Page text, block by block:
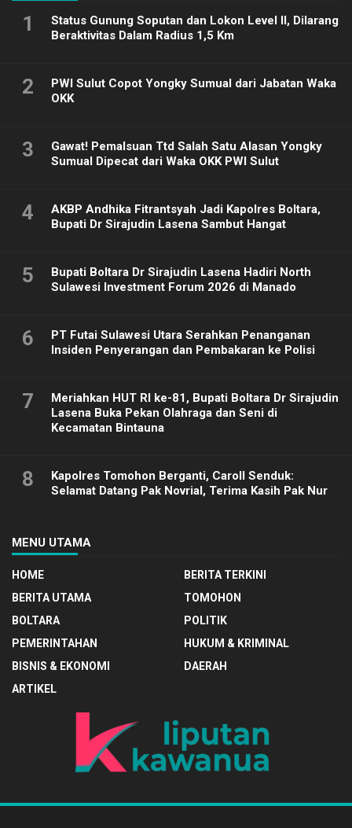
1
Status Gunung Soputan dan Lokon Level II, Dilarang
Beraktivitas Dalam Radius 1,5 Km
2
PWI Sulut Copot Yongky Sumual dari Jabatan Waka
OKK
3
Gawat! Pemalsuan Ttd Salah Satu Alasan Yongky
Sumual Dipecat dari Waka OKK PWI Sulut
4
AKBP Andhika Fitrantsyah Jadi Kapolres Boltara,
Bupati Dr Sirajudin Lasena Sambut Hangat
5
Bupati Boltara Dr Sirajudin Lasena Hadiri North
Sulawesi Investment Forum 2026 di Manado
6
PT Futai Sulawesi Utara Serahkan Penanganan
Insiden Penyerangan dan Pembakaran ke Polisi
7
Meriahkan HUT RI ke-81, Bupati Boltara Dr Sirajudin
Lasena Buka Pekan Olahraga dan Seni di
Kecamatan Bintauna
8
Kapolres Tomohon Berganti, Caroll Senduk:
Selamat Datang Pak Novrial, Terima Kasih Pak Nur
MENU UTAMA
HOME
BERITA TERKINI
BERITA UTAMA
TOMOHON
BOLTARA
POLITIK
PEMERINTAHAN
HUKUM & KRIMINAL
BISNIS & EKONOMI
DAERAH
ARTIKEL